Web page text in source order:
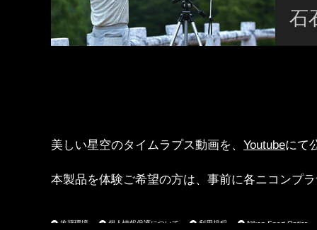
石
美しい星空のタイムラプス動画を、 Youtubeにて
本製品を体験ご希望の方は、事前に各ニコンプ
推奨環境 個人情報保護について 利用規程 Nikon Sport Optics